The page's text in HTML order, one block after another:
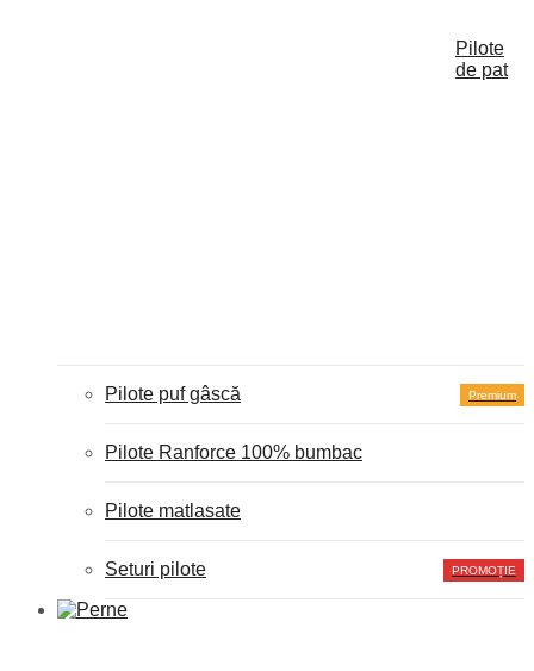
Pilote
de pat
Pilote puf gâscă Premium
Pilote Ranforce 100% bumbac
Pilote matlasate
Seturi pilote PROMOȚIE